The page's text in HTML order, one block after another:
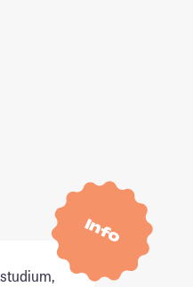
Info